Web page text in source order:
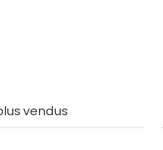
vendus